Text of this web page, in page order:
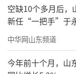
同样的故
人团队用不到
领域站稳脚跟
统，能在“一
空缺10个多月后，
新任“一把手”于
中华网山东频道
今年前十个月，山